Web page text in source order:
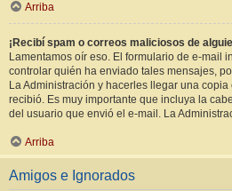
Arriba
¡Recibí spam o correos maliciosos de
Lamentamos oír eso. El formulario de e-mail
controlar quién ha enviado tales mensajes,
La Administración y hacerles llegar una
recibió. Es muy importante que incluya la
del usuario que envió el e-mail. La
Arriba
Amigos e Ignorados